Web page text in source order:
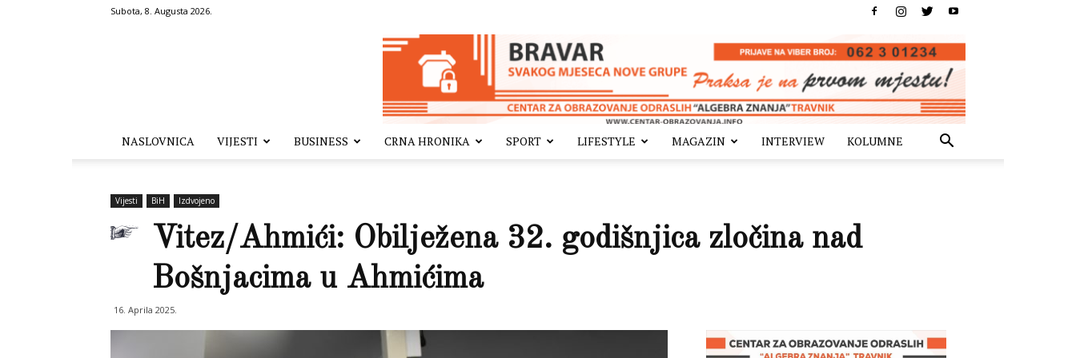
Subota, 8. Augusta 2026.
NASLOVNICA VIJESTI BUSINESS CRNA HRONIKA SPORT LIFESTYLE MAGAZIN INTERVIEW KOLUMNE
Vijesti BiH Izdvojeno
Vitez/Ahmići: Obilježena 32. godišnjica zločina nad
Bošnjacima u Ahmićima
16. Aprila 2025.